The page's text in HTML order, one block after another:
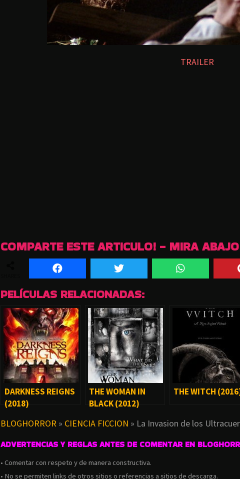
TRAILER
COMPARTE ESTE ARTICULO! - MIRA
PELÍCULAS RELACIONADAS:
DARKNESS REIGNS
(2018)
THE WOMAN IN
BLACK (2012)
THE WITCH
BLOGHORROR » CIENCIA FICCION » La Invasion de los
ADVERTENCIAS Y REGLAS ANTES DE COMENTAR EN
• Comentar con respeto y de manera constructiva.
• No se permiten links de otros sitios o referencias a sitios de descarga.